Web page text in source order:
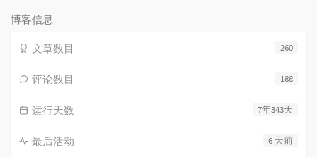
博客信息
260
文章数目
188
评论数目
7年343天
运行天数
6 天前
最后活动